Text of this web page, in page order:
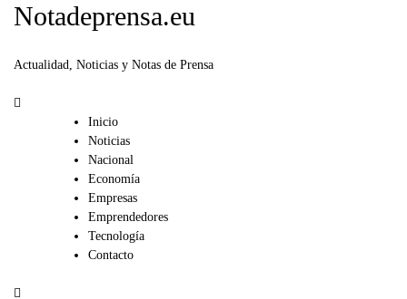
Notadeprensa.eu
Actualidad, Noticias y Notas de Prensa
Inicio
Noticias
Nacional
Economía
Empresas
Emprendedores
Tecnología
Contacto